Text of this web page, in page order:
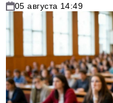
05 августа 14:49